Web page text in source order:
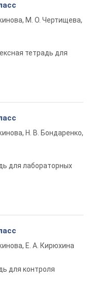
М. О. Чертищева,
тетрадь для
Н. В. Бондаренко,
для лабораторных
Е. А. Кирюхина
для контроля